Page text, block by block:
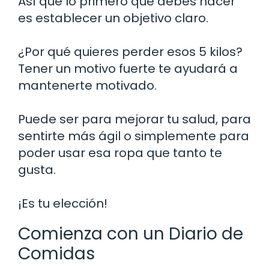
es establecer un objetivo claro.
¿Por qué quieres perder esos 5 kilos?
Tener un motivo fuerte te ayudará a
mantenerte motivado.
Puede ser para mejorar tu salud, para
sentirte más ágil o simplemente para
poder usar esa ropa que tanto te
gusta.
¡Es tu elección!
Comienza con un Diario de
Comidas